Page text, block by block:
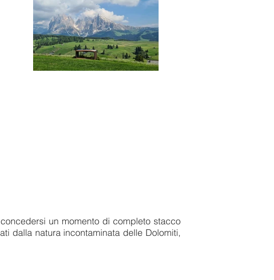
un momento di completo stacco
dalla natura incontaminata delle Dolomiti,